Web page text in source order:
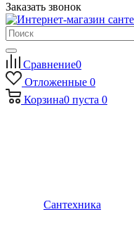
Заказать звонок
Сравнение0
Отложенные 0
Корзина0 пуста 0
Сантехника